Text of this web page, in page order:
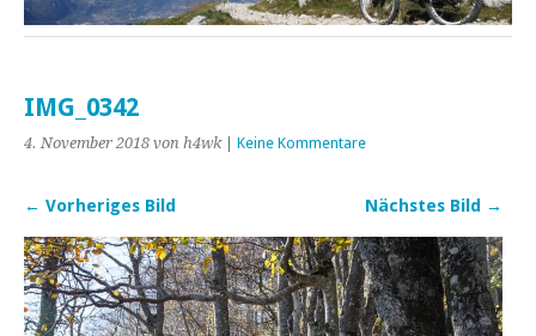
IMG_0342
4. November 2018 von h4wk| Keine Kommentare
← Vorheriges Bild Nächstes Bild →